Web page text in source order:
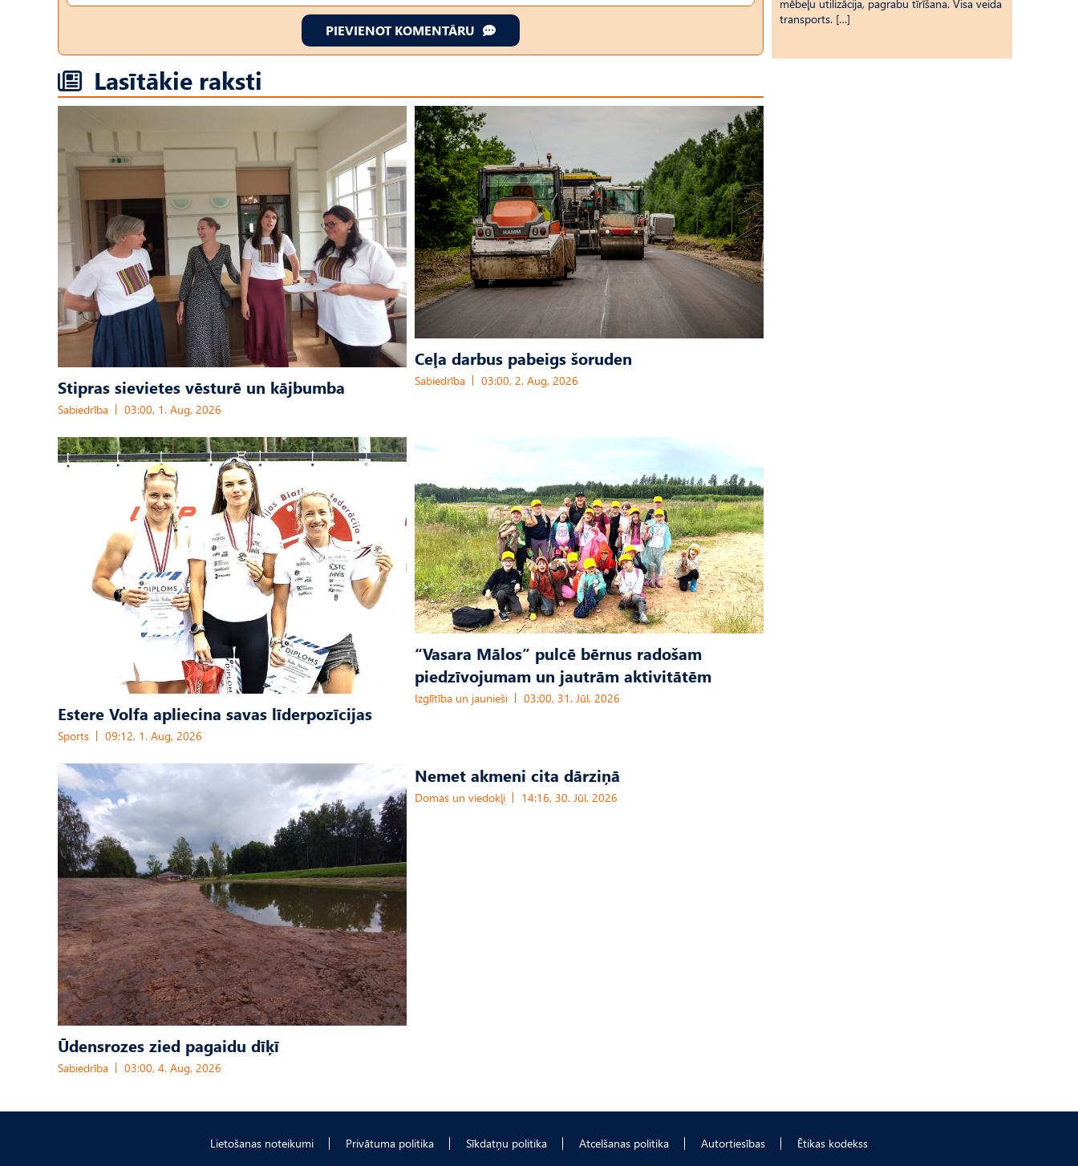
PIEVIENOT KOMENTĀRU
Lasītākie raksti
Stipras sievietes vēsturē un kājbumba
Sabiedrība 03:00, 1. Aug, 2026
Ceļa darbus pabeigs šoruden
Sabiedrība 03:00, 2. Aug, 2026
Estere Volfa apliecina savas līderpozīcijas
Sports 09:12, 1. Aug, 2026
“Vasara Mālos” pulcē bērnus radošam
piedzīvojumam un jautrām aktivitātēm
Izglītība un jaunieši 03:00, 31. Jūl, 2026
Ūdensrozes zied pagaidu dīķī
Sabiedrība 03:00, 4. Aug, 2026
Nemet akmeni cita dārziņā
Domas un viedokļi 14:16, 30. Jūl, 2026
mēbeļu utilizācija, pagrabu tīrīšana. Visa veida
transports. […]
Lietošanas noteikumi Privātuma politika Sīkdatņu politika Atcelšanas politika Autortiesības Ētikas kodekss